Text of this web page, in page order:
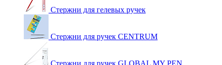
Стержни для гелевых ручек
Стержни для ручек CENTRUM
Стержни для ручек GLOBAL MY PEN